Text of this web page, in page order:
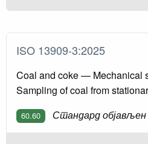
ISO 13909-3:2025
Coal and coke — Mechanical
Sampling of coal from
60.60 Стандард објављен